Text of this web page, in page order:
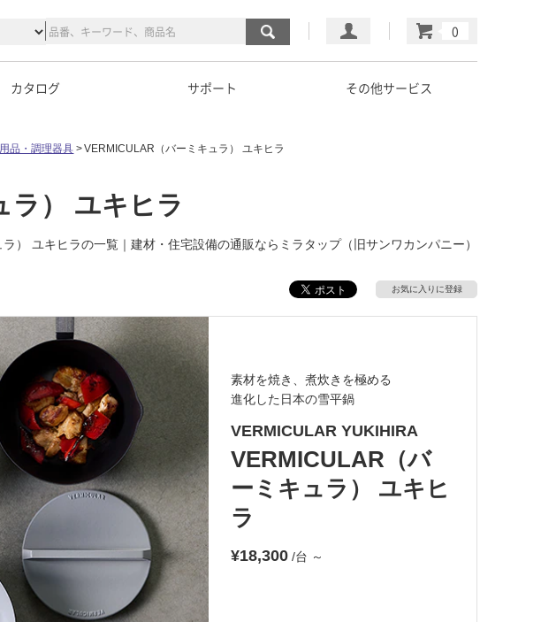
マイページ
カート
カタログ サポート その他サービス
品・調理器具 VERMICULAR（バーミキュラ） ユキヒラ
ラ） ユキヒラ
） ユキヒラの一覧｜建材・住宅設備の通販ならミラタップ（旧サンワカンパニー）
お気に入りに登録
素材を焼き、煮炊きを極める
進化した日本の雪平鍋
VERMICULAR YUKIHIRA
VERMICULAR（バ
ーミキュラ） ユキヒ
ラ
¥18,300 /台 ～